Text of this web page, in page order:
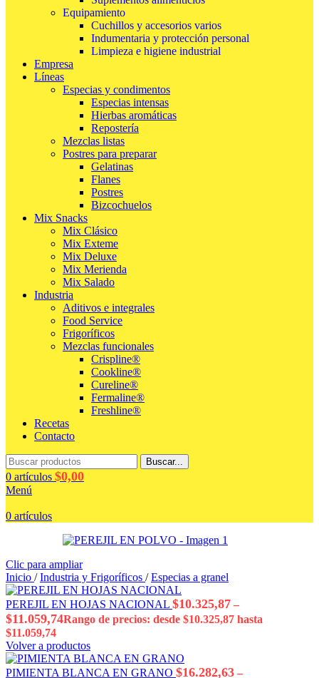
Equipamiento
Cuchillos y accesorios varios
Indumentaria y protección personal
Limpieza e higiene industrial
Empresa
Líneas
Especias y condimentos
Especias intensas
Hierbas aromáticas
Repostería
Mezclas listas
Postres para preparar
Gelatinas
Flanes
Postres
Bizcochuelos
Mix Snacks
Mix Clásico
Mix Exteme
Mix Deluxe
Mix Merienda
Mix Salado
Industria
Aditivos e integrales
Food Service
Frigoríficos
Mezclas funcionales
Crispline®
Cookline®
Cureline®
Fermaline®
Freshline®
Recetas
Contacto
Buscar...
0 artículos $0,00
Menú
0 artículos
Clic para ampliar
Inicio / Industria y Frigoríficos / Especias a granel
PEREJIL EN HOJAS NACIONAL $10.325,87 –
$11.059,74Rango de precios: desde $10.325,87 hasta
$11.059,74
Volver a productos
PIMIENTA BLANCA EN GRANO $16.282,63 –